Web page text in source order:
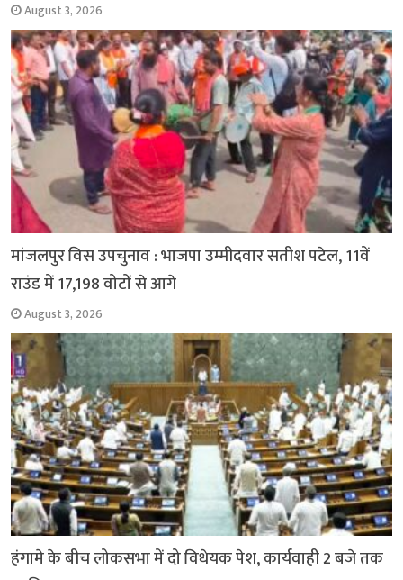
August 3, 2026
मांजलपुर विस उपचुनाव : भाजपा उम्मीदवार सतीश पटेल, 11वें
राउंड में 17,198 वोटों से आगे
August 3, 2026
हंगामे के बीच लोकसभा में दो विधेयक पेश, कार्यवाही 2 बजे तक